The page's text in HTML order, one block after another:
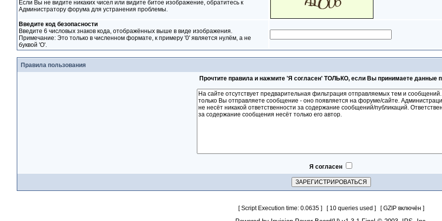
Если Вы не видите никаких чисел или видите битое изображение, обратитесь к
Администратору форума для устранения проблемы.
Введите код безопасности
Введите 6 числовых знаков кода, отображённых выше в виде изображения.
Примечание: Это только в численном формате, к примеру '0' является нулём, а не
буквой 'O'.
Правила пользования
Прочтите правила и нажмите 'Я согласен' ТОЛЬКО, если Вы принимаете данные
Я согласен
[ Script Execution time: 0.0635 ] [ 10 queries used ] [ GZIP включён ]